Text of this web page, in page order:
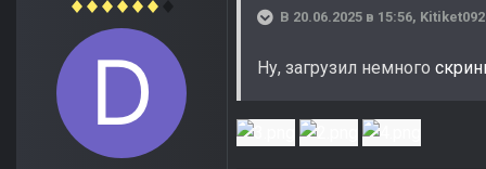
В 20.06.2025 в 15:56,
Ну, загрузил немного